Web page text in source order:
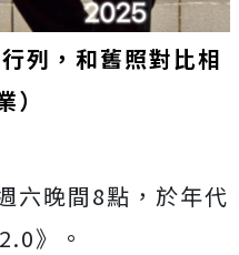
列，和舊照對比相
六晚間8點，於年代
2.0》。